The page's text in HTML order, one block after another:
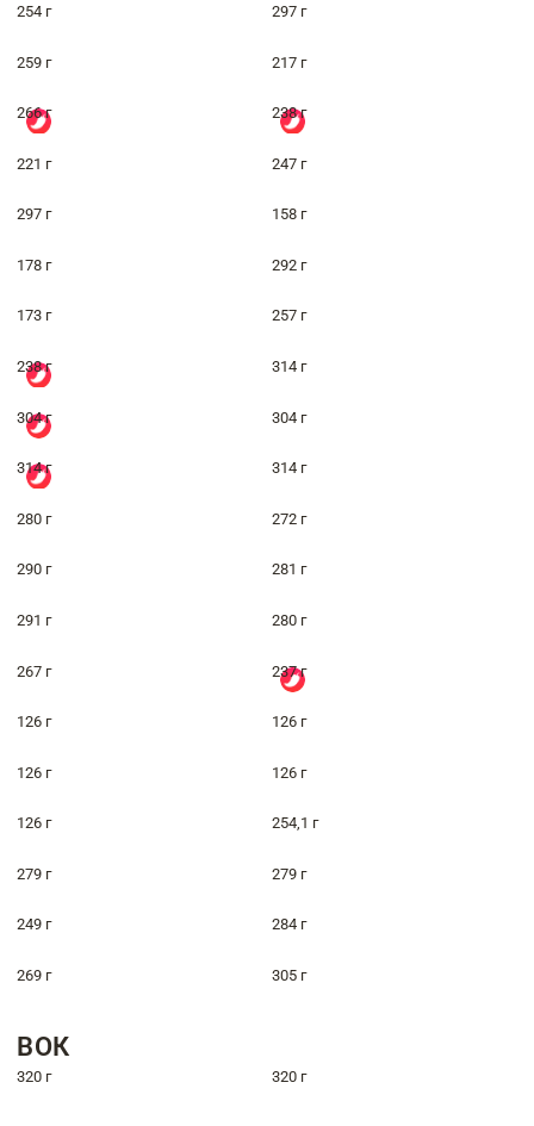
254 г 297 г
259 г 217 г
266 г 238 г
221 г 247 г
297 г 158 г
178 г 292 г
173 г 257 г
238 г 314 г
304 г 304 г
314 г 314 г
280 г 272 г
290 г 281 г
291 г 280 г
267 г 237 г
126 г 126 г
126 г 126 г
126 г 254,1 г
279 г 279 г
249 г 284 г
269 г 305 г
ВОК
320 г 320 г